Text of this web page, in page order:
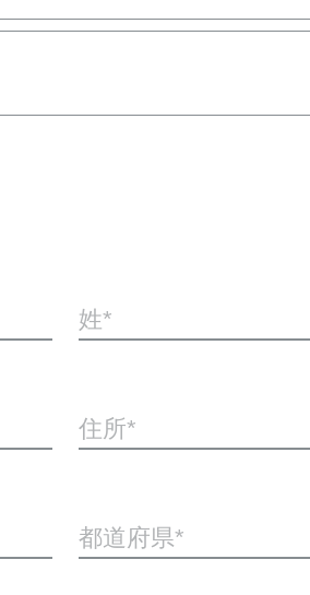
姓
住所
都道府県